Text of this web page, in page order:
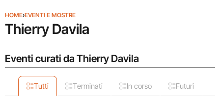
HOME›EVENTI E MOSTRE
Thierry Davila
Eventi curati da Thierry Davila
Tutti Terminati In corso Futuri